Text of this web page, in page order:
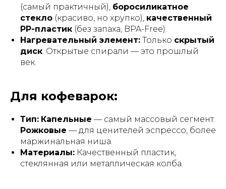
(самый практичный), боросиликатное
стекло (красиво, но хрупко), качественный
PP-пластик (без запаха, BPA-Free).
Нагревательный элемент: Только скрытый
диск. Открытые спирали — это прошлый
век.
Для кофеварок:
Тип: Капельные — самый массовый сегмент.
Рожковые — для ценителей эспрессо, более
маржинальная ниша.
Материалы: Качественный пластик,
стеклянная или металлическая колба.